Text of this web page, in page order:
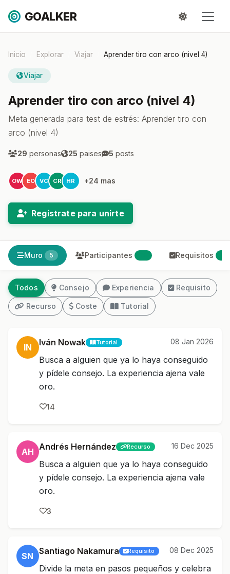
GOALKER
Inicio Explorar Viajar Aprender tiro con arco (nivel 4)
Viajar
Aprender tiro con arco (nivel 4)
Meta generada para test de estrés: Aprender tiro con
arco (nivel 4)
29 personas 25 paises 5 posts
OW EO VC CR HR +24 mas
Registrate para unirte
Muro 5 Participantes Requisitos
Todos Consejo Experiencia Requisito
Recurso Coste Tutorial
IN Iván Nowak Tutorial 08 Jan 2026
Busca a alguien que ya lo haya conseguido
y pídele consejo. La experiencia ajena vale
oro.
14
AH Andrés Hernández Recurso 16 Dec 2025
Busca a alguien que ya lo haya conseguido
y pídele consejo. La experiencia ajena vale
oro.
3
SN Santiago Nakamura Requisito 08 Dec 2025
Divide la meta en pasos pequeños y celebra